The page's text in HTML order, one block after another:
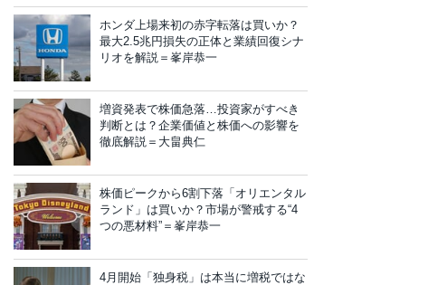
ホンダ上場来初の赤字転落は買いか？
最大2.5兆円損失の正体と業績回復シナ
リオを解説＝峯岸恭一
増資発表で株価急落…投資家がすべき
判断とは？企業価値と株価への影響を
徹底解説＝大畠典仁
株価ピークから6割下落「オリエンタル
ランド」は買いか？市場が警戒する“4
つの悪材料”＝峯岸恭一
4月開始「独身税」は本当に増税ではな